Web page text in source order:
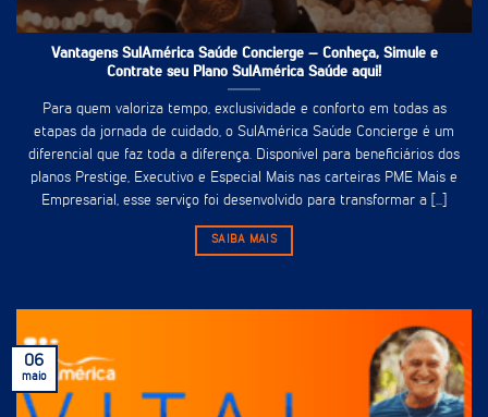
Vantagens SulAmérica Saúde Concierge – Conheça, Simule e
Contrate seu Plano SulAmérica Saúde aqui!
Para quem valoriza tempo, exclusividade e conforto em todas as
etapas da jornada de cuidado, o SulAmérica Saúde Concierge é um
diferencial que faz toda a diferença. Disponível para beneficiários dos
planos Prestige, Executivo e Especial Mais nas carteiras PME Mais e
Empresarial, esse serviço foi desenvolvido para transformar a [...]
SAIBA MAIS
06
maio